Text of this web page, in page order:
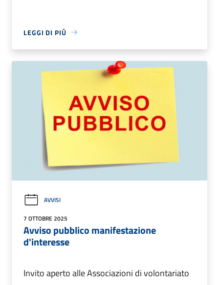
LEGGI DI PIÙ
AVVISI
7 OTTOBRE 2025
Avviso pubblico manifestazione
d'interesse
Invito aperto alle Associazioni di volontariato